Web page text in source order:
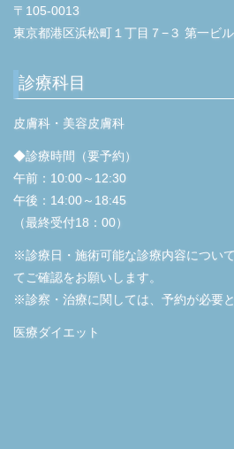
〒105-0013
東京都港区浜松町１丁目７−３ 第一ビ
診療科目
皮膚科・美容皮膚科
◆診療時間（要予約）
午前：10:00～12:30
午後：14:00～18:45
（最終受付18：00）
※診療日・施術可能な診療内容につい
てご確認をお願いします。
※診察・治療に関しては、予約が必要
医療ダイエット